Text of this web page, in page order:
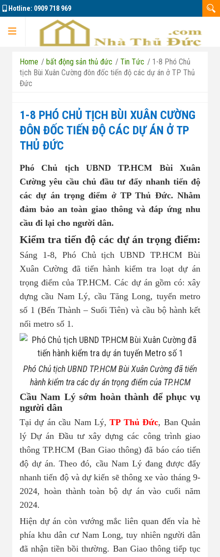
Hotline: 0909 718 969
Trang chủ
Dự án
Marine City
Đông Tăng Long
Căn hộ La Pura
Nhà đất bán 01
Nhà đất bán 02
Nhà đất bán 03
Home / bất động sản thủ đức / Tin Tức / 1-8 Phó Chủ
tịch Bùi Xuân Cường đôn đốc tiến độ các dự án ở TP Thủ
Đức
1-8 PHÓ CHỦ TỊCH BÙI XUÂN CƯỜNG
ĐÔN ĐỐC TIẾN ĐỘ CÁC DỰ ÁN Ở TP
THỦ ĐỨC
Phó Chủ tịch UBND TP.HCM Bùi Xuân
Cường yêu cầu chủ đầu tư đẩy nhanh tiến độ
các dự án trọng điểm ở TP Thủ Đức. Nhằm
đảm bảo an toàn giao thông và đáp ứng nhu
cầu đi lại cho người dân.
Kiểm tra tiến độ các dự án trọng điểm:
Sáng 1-8, Phó Chủ tịch UBND TP.HCM Bùi
Xuân Cường đã tiến hành kiểm tra loạt dự án
trọng điểm của TP.HCM. Các dự án gồm có: xây
dựng cầu Nam Lý, cầu Tăng Long, tuyến metro
số 1 (Bến Thành – Suối Tiên) và cầu bộ hành kết
nối metro số 1.
Phó Chủ tịch UBND TP.HCM Bùi Xuân Cường đã tiến
hành kiểm tra các dự án trọng điểm của TP.HCM
Cầu Nam Lý sớm hoàn thành để phục vụ
người dân
Tại dự án cầu Nam Lý,TP Thủ Đức, Ban Quản
lý Dự án Đầu tư xây dựng các công trình giao
thông TP.HCM (Ban Giao thông) đã báo cáo tiến
độ dự án. Theo đó, cầu Nam Lý đang được đẩy
nhanh tiến độ và dự kiến sẽ thông xe vào tháng 9-
2024, hoàn thành toàn bộ dự án vào cuối năm
2024.
Hiện dự án còn vướng mắc liên quan đến vỉa hè
phía khu dân cư Nam Long, tuy nhiên người dân
đã nhận tiền bồi thường. Ban Giao thông tiếp tục